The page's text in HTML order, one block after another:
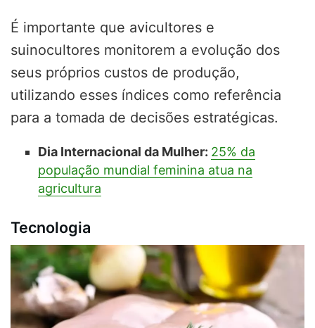
É importante que avicultores e
suinocultores monitorem a evolução dos
seus próprios custos de produção,
utilizando esses índices como referência
para a tomada de decisões estratégicas.
Dia Internacional da Mulher: 25% da
população mundial feminina atua na
agricultura
Tecnologia